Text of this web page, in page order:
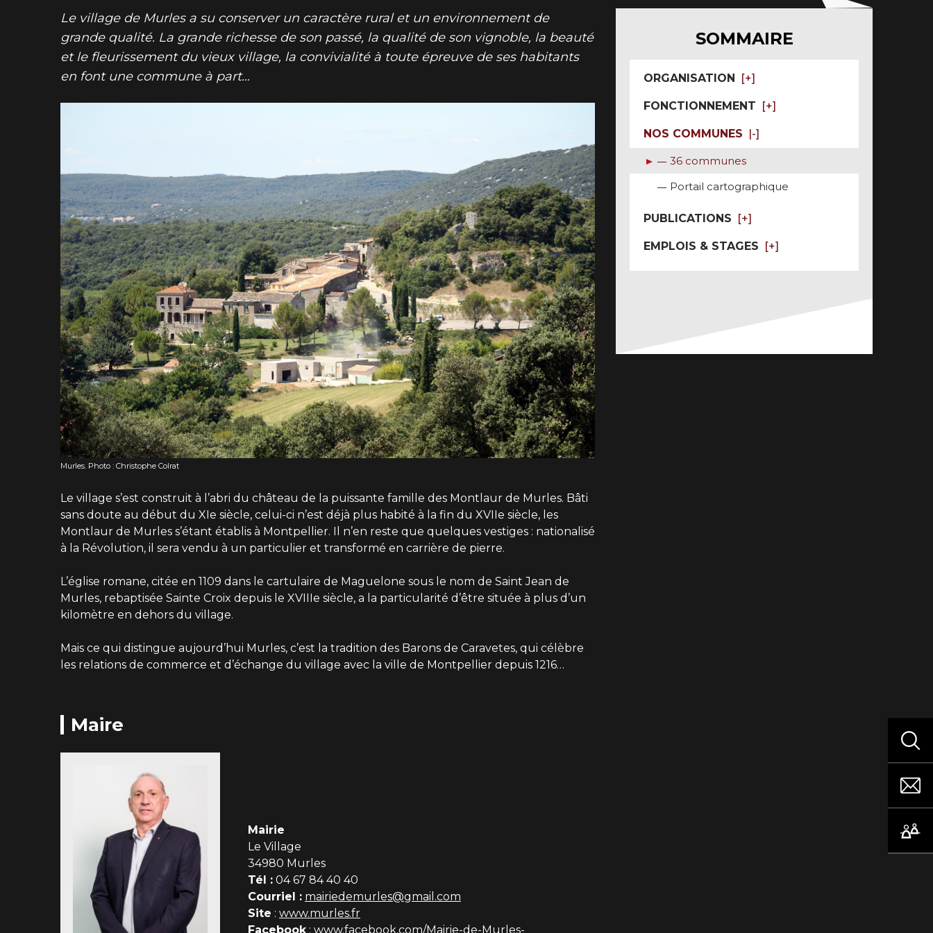
Portail Famille
Formations
Transport sorties scolaires
Urbanisme
Le village de Murles a su conserver un caractère rural et un environnement de
grande qualité. La grande richesse de son passé, la qualité de son vignoble, la beauté
et le fleurissement du vieux village, la convivialité à toute épreuve de ses habitants
en font une commune à part…
Murles. Photo : Christophe Colrat
Le village s’est construit à l’abri du château de la puissante famille des Montlaur de Murles. Bâti
sans doute au début du XIe siècle, celui-ci n’est déjà plus habité à la fin du XVIIe siècle, les
Montlaur de Murles s’étant établis à Montpellier. Il n’en reste que quelques vestiges : nationalisé
à la Révolution, il sera vendu à un particulier et transformé en carrière de pierre.
L’église romane, citée en 1109 dans le cartulaire de Maguelone sous le nom de Saint Jean de
Murles, rebaptisée Sainte Croix depuis le XVIIIe siècle, a la particularité d’être située à plus d’un
kilomètre en dehors du village.
Mais ce qui distingue aujourd’hui Murles, c’est la tradition des Barons de Caravetes, qui célèbre
les relations de commerce et d’échange du village avec la ville de Montpellier depuis 1216…
Maire
Mairie
Le Village
34980 Murles
Tél : 04 67 84 40 40
Courriel : mairiedemurles@gmail.com
Site : www.murles.fr
Facebook : www.facebook.com/Mairie-de-Murles-
SOMMAIRE
ORGANISATION
FONCTIONNEMENT
NOS COMMUNES
36 communes
Portail cartographique
PUBLICATIONS
EMPLOIS & STAGES